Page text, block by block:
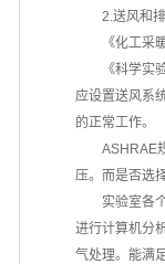
2.送风和
《化工采
《科学实
应设置送风系
的正常工作。
ASHRAE
压。而是否选
实验室各
进行计算机分
气处理。能满